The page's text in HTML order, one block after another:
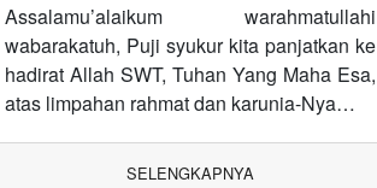
Assalamu’alaikum warahmatullahi
wabarakatuh, Puji syukur kita panjatkan ke
hadirat Allah SWT, Tuhan Yang Maha Esa,
atas limpahan rahmat dan karunia-Nya…
SELENGKAPNYA